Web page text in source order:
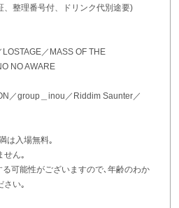
整理番号付、ドリンク代別途要)
／MASS OF THE
NO AWARE
／group＿inou／Riddim Saunter／
は入場無料｡
せん｡
可能性がございますので､年齢のわか
さい｡